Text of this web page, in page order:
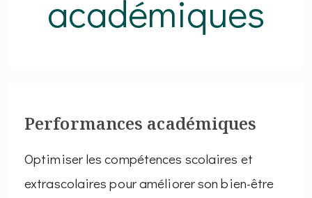
Performances académiques
Optimiser les compétences scolaires et
extrascolaires pour améliorer son bien-être